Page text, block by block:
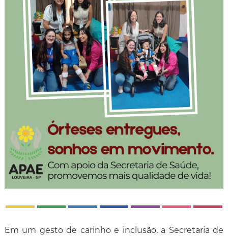
Em um gesto de carinho e inclusão, a Secretaria de